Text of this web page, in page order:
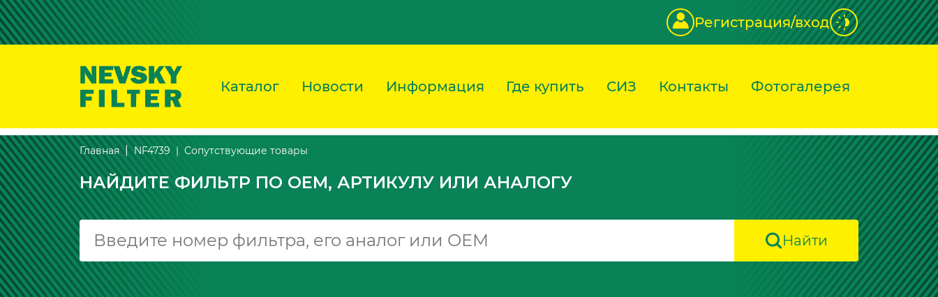
Регистрация/вход
Каталог Новости Информация Где купить СИЗ Контакты Фотогалерея
Главная NF4739 Сопутствующие товары
НАЙДИТЕ ФИЛЬТР ПО OEM, АРТИКУЛУ ИЛИ АНАЛОГУ
Найти